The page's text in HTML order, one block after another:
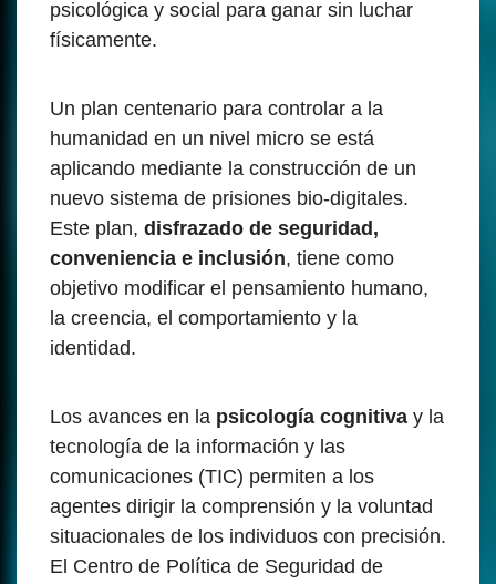
psicológica y social para ganar sin luchar
físicamente.
Un plan centenario para controlar a la
humanidad en un nivel micro se está
aplicando mediante la construcción de un
nuevo sistema de prisiones bio-digitales.
Este plan, disfrazado de seguridad,
conveniencia e inclusión, tiene como
objetivo modificar el pensamiento humano,
la creencia, el comportamiento y la
identidad.
Los avances en la psicología cognitiva y la
tecnología de la información y las
comunicaciones (TIC) permiten a los
agentes dirigir la comprensión y la voluntad
situacionales de los individuos con precisión.
El Centro de Política de Seguridad de